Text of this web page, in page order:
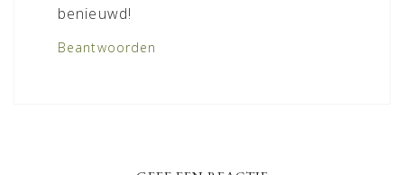
benieuwd!
Beantwoorden